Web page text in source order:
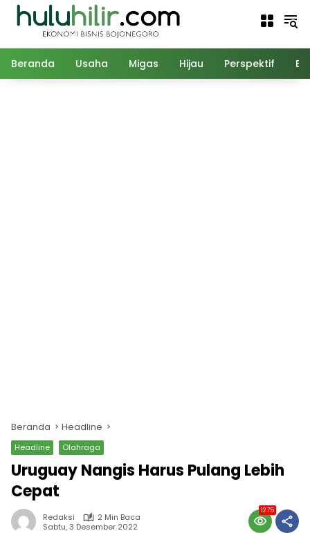
Langsung
Beranda Usaha Migas Hijau Perspektif
Beranda Headline
Headline Olahraga
Uruguay Nangis Harus Pulang Lebih
Cepat
Redaksi
2 Min Baca
Sabtu, 3 Desember 2022
1275